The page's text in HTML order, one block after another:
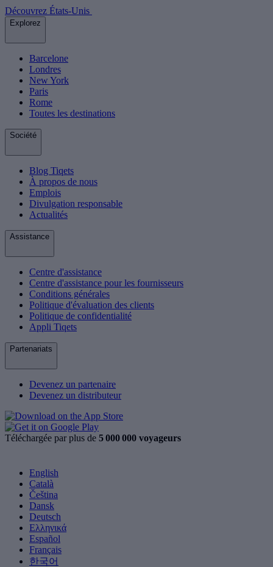
Découvrez États-Unis
Explorez
Barcelone
Londres
New York
Paris
Rome
Toutes les destinations
Société
Blog Tiqets
À propos de nous
Emplois
Divulgation responsable
Actualités
Assistance
Centre d'assistance
Centre d'assistance pour les fournisseurs
Conditions générales
Politique d'évaluation des clients
Politique de confidentialité
Appli Tiqets
Partenariats
Devenez un partenaire
Devenez un distributeur
Téléchargée par plus de 5 000 000 voyageurs
English
Català
Čeština
Dansk
Deutsch
Ελληνικά
Español
Français
한국어